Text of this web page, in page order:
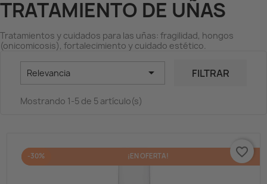
TRATAMIENTO DE UÑAS
Tratamientos y cuidados para las uñas: fragilidad, hongos
(onicomicosis), fortalecimiento y cuidado estético.
Relevancia  FILTRAR
Mostrando 1-5 de 5 artículo(s)
¡EN OFERTA!
-30% favorite_border